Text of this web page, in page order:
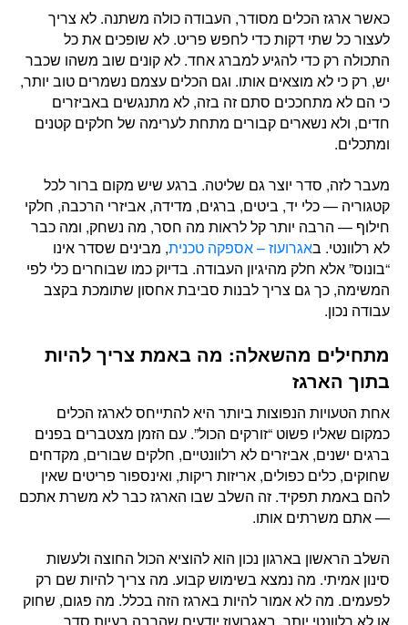
כאשר ארגז הכלים מסודר, העבודה כולה משתנה. לא צריך
לעצור כל שתי דקות כדי לחפש פריט. לא שופכים את כל
התכולה רק כדי להגיע למברג אחד. לא קונים שוב משהו שכבר
יש, רק כי לא מוצאים אותו. וגם הכלים עצמם נשמרים טוב יותר,
כי הם לא מתחככים סתם זה בזה, לא מתנגשים באביזרים
חדים, ולא נשארים קבורים מתחת לערימה של חלקים קטנים
ומתכלים.
מעבר לזה, סדר יוצר גם שליטה. ברגע שיש מקום ברור לכל
קטגוריה — כלי יד, ביטים, ברגים, מדידה, אביזרי הרכבה, חלקי
חילוף — הרבה יותר קל לראות מה חסר, מה נשחק, ומה כבר
לא רלוונטי. באגרועוז – אספקה טכנית, מבינים שסדר אינו
“בונוס” אלא חלק מהיגיון העבודה. בדיוק כמו שבוחרים כלי לפי
המשימה, כך גם צריך לבנות סביבת אחסון שתומכת בקצב
עבודה נכון.
מתחילים מהשאלה: מה באמת צריך להיות
בתוך הארגז
אחת הטעויות הנפוצות ביותר היא להתייחס לארגז הכלים
כמקום שאליו פשוט “זורקים הכול”. עם הזמן מצטברים בפנים
ברגים ישנים, אביזרים לא רלוונטיים, חלקים שבורים, מקדחים
שחוקים, כלים כפולים, אריזות ריקות, ואינספור פריטים שאין
להם באמת תפקיד. זה השלב שבו הארגז כבר לא משרת אתכם
— אתם משרתים אותו.
השלב הראשון בארגון נכון הוא להוציא הכול החוצה ולעשות
סינון אמיתי. מה נמצא בשימוש קבוע. מה צריך להיות שם רק
לפעמים. מה לא אמור להיות בארגז הזה בכלל. מה פגום, שחוק